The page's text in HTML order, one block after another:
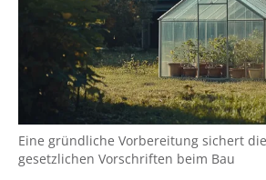
Eine gründliche Vorbereitung sichert
gesetzlichen Vorschriften beim Bau